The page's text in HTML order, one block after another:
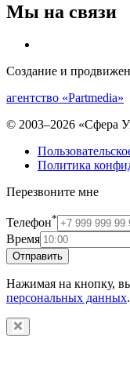
Мы на связи
Создание и
агентство «Partmedia»
© 2003–2026 «Сфера
Политика
Перезвоните мне
Телефон*
Время
Отправить
Нажимая на кнопку,
персональных данных.